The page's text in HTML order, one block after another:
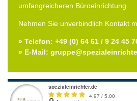
umfangreicheren Büroeinrichtung.
Nehmen Sie unverbindlich Kontakt
» Telefon: +49 (0) 64 61 / 9 24 45
» E-Mail: